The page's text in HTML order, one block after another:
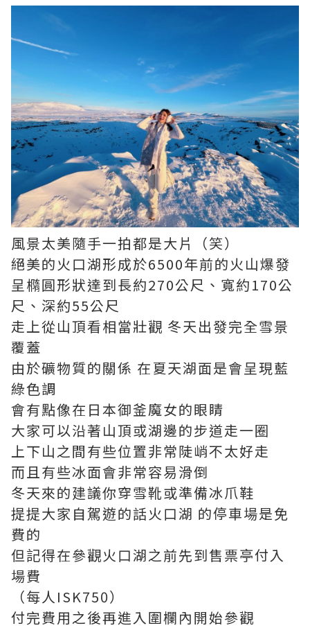
風景太美隨手一拍都是大片（笑）
絕美的火口湖形成於6500年前的火山爆發
呈橢圓形狀達到長約270公尺、寬約170公
尺、深約55公尺
走上從山頂看相當壯觀 冬天出發完全雪景
覆蓋
由於礦物質的關係 在夏天湖面是會呈現藍
綠色調
會有點像在日本御釜魔女的眼睛
大家可以沿著山頂或湖邊的步道走一圈
上下山之間有些位置非常陡峭不太好走
而且有些冰面會非常容易滑倒
冬天來的建議你穿雪靴或準備冰爪鞋
提提大家自駕遊的話火口湖 的停車場是免
費的
但記得在參觀火口湖之前先到售票亭付入
場費
（每人ISK750）
付完費用之後再進入圍欄內開始參觀